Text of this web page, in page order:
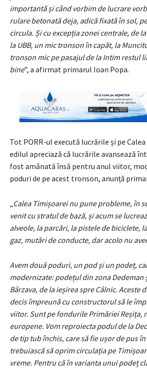
importantă și când vorbim de lucrare
rulare betonată deja, adică fixată în sol,
circula. Și cu excepția zonei centrale, de
la UBB, un mic tronson în capăt, la
tronson mic pe pasajul de la Intim restul
bine”, a afirmat primarul Ioan Popa.
Tot PORR-ul execută lucrările și pe
edilul apreciază că lucrările avansează
fost amânată însă pentru anul viitor,
poduri de pe acest tronson, anunță
Calea Timișoarei nu pune probleme, în
venit cu stratul de bază, și acum se
alveole, la parcări, la pistele de biciclete,
gaz, mutări de conducte, dar acolo nu
Avem două poduri, un pod și un podeț,
modernizate: podețul din zona Dedeman
Bârzava, de la ieșirea spre Câlnic. Aceste
decis împreună cu constructorul să le
viitor. Sunt pe fondurile Primăriei Reșița,
europene. Vom reproiecta podul de la
de tip tub închis, care să fie ușor de pus
trebuiască să oprim circulația pe
vreme. Pentru că în varianta unui podeț